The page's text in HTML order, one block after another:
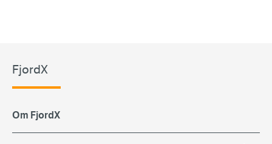
FjordX
Om FjordX